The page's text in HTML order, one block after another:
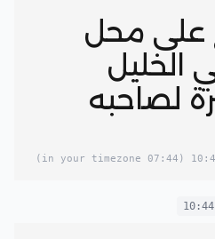
محل
الخليل
لصاحبه
(07:44 in your timezone)
10:44